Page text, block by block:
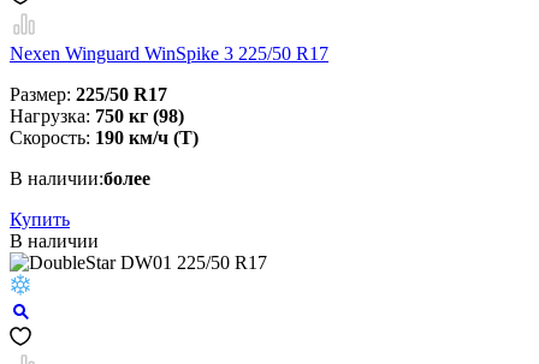
Nexen Winguard WinSpike 3 225/50 R17
Размер: 225/50 R17
Нагрузка: 750 кг (98)
Скорость: 190 км/ч (T)
В наличии:более
Купить
В наличии